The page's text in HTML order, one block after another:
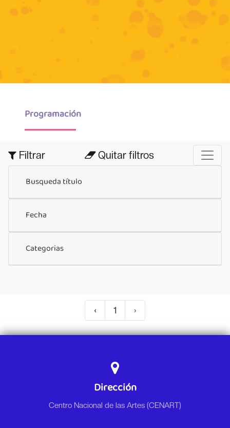
Programación
Filtrar Quitar filtros
Busqueda título
Fecha
Categorias
‹ 1 ›
Dirección
Centro Nacional de las Artes (CENART)